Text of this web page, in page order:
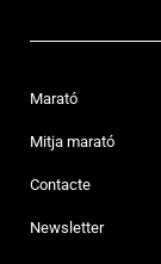
Marató
Mitja marató
Contacte
Newsletter